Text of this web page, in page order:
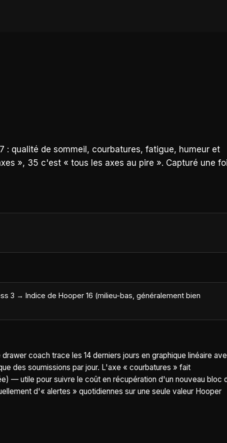
: qualité de sommeil, courbatures, fatigue, humeur et
», 35 c'est « tous les axes au pire ». Capturé une
3 → Indice de Hooper 16 (milieu-bas, généralement bien
coach trace les 14 derniers jours en graphique linéaire
des soumissions par jour. L'axe « courbatures » fait
— utile pour suivre le coût en récupération d'un nouveau bloc
d'« alertes » quotidiennes sur une seule valeur Hooper